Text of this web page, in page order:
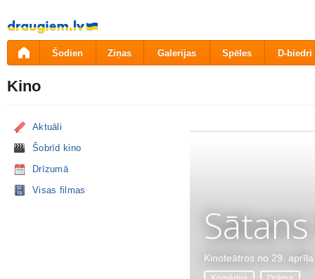
Pāriet
uz
saturu
Šodien Ziņas Galerijas Spēles D-biedri
Kino
Aktuāli
Šobrīd kino
Drīzumā
Visas filmas
Kinoteātros no 29. aprīļa